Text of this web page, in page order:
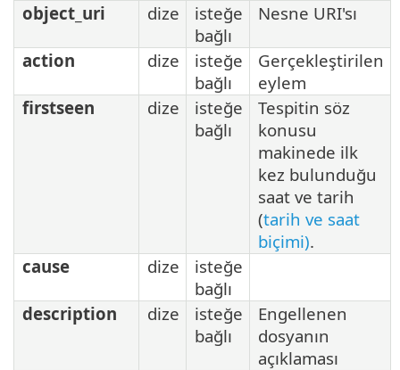
object_uri
dize
isteğe
bağlı
Nesne URI'sı
action dize
isteğe
bağlı
Gerçekleştirilen
eylem
firstseen
dize
isteğe
bağlı
Tespitin söz
konusu
makinede ilk
kez bulunduğu
saat ve tarih
(tarih ve saat
biçimi).
cause
dize
isteğe
bağlı
description
dize
isteğe
bağlı
Engellenen
dosyanın
açıklaması